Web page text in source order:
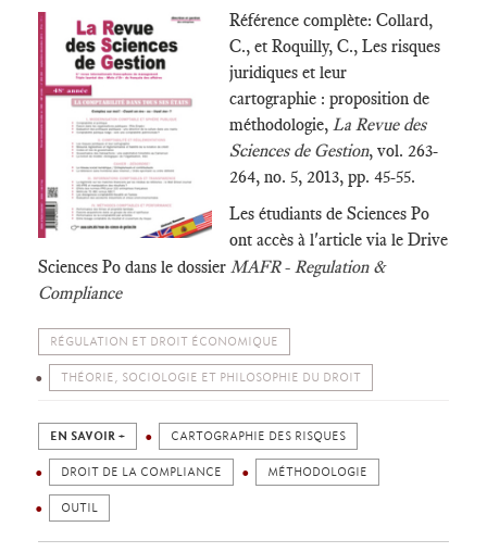
Référence complète: Collard,
C., et Roquilly, C., Les risques
juridiques et leur
cartographie : proposition de
méthodologie, La Revue des
Sciences de Gestion, vol. 263-
264, no. 5, 2013, pp. 45-55.
Les étudiants de Sciences Po
ont accès à l'article via le Drive
Sciences Po dans le dossier MAFR- Regulation &
Compliance
RÉGULATION ET DROIT ÉCONOMIQUE
THÉORIE, SOCIOLOGIE ET PHILOSOPHIE DU DROIT
EN SAVOIR + CARTOGRAPHIE DES RISQUES
DROIT DE LA COMPLIANCE MÉTHODOLOGIE
OUTIL